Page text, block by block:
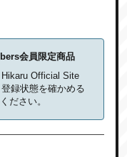
会員限定商品
Official Site
録状態を確かめる
ださい。